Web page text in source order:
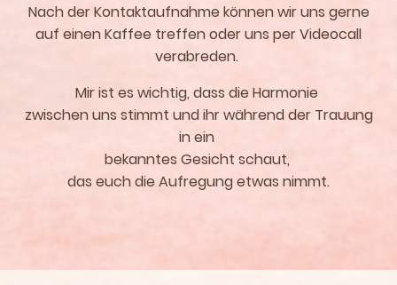
Nach der Kontaktaufnahme können wir uns gerne
auf einen Kaffee treffen oder uns per Videocall
verabreden.
Mir ist es wichtig, dass die Harmonie
zwischen uns stimmt und ihr während der Trauung
in ein
bekanntes Gesicht schaut,
das euch die Aufregung etwas nimmt.